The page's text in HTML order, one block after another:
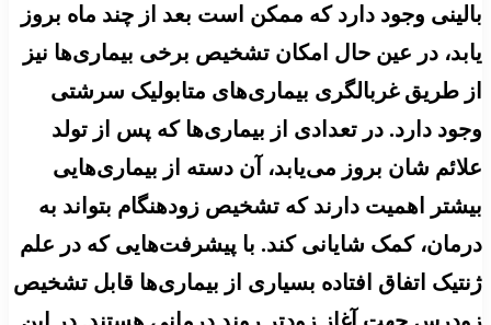
بالینی وجود دارد که ممکن است بعد از چند ماه بروز
یابد، در عین حال امکان تشخیص برخی بیماری‌ها نیز
از طریق غربالگری بیماری‌های متابولیک سرشتی
وجود دارد. در تعدادی از بیماری‌ها که پس از تولد
علائم شان بروز می‌یابد، آن دسته از بیماری‌هایی
بیشتر اهمیت دارند که تشخیص زودهنگام بتواند به
درمان، کمک شایانی کند. با پیشرفت‌هایی که در علم
ژنتیک اتفاق افتاده بسیاری از بیماری‌ها قابل تشخیص
زودرس جهت آغاز زودتر روند درمانی هستند. در این